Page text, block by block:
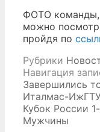
ФОТО команды,
можно
пройдя по
Рубрики
Навигация
Завершились
Италмас-
Кубок России
Мужчины